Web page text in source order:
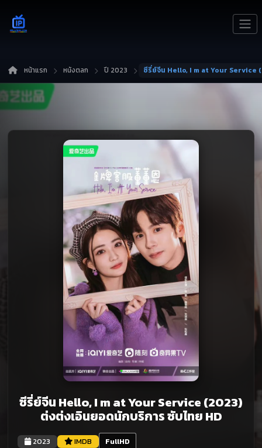
หน้าแรก หนังตลก ปี 2023
ซีรี่ย์จีน Hello, I m at Your Service (2023)
ต่งต่งเอินยอดนักบริการ ซับไทย HD
2023 IMDB FullHD